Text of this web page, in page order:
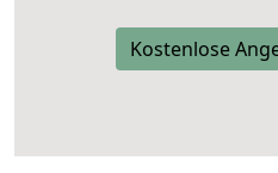
Kostenlose